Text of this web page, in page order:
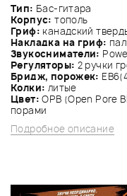
Тип: Бас-гитара
Корпус:тополь
Гриф: канадский
Накладка на гриф:
Звукосниматели:
Регуляторы: 2 ручки
Бридж, порожек:
Колки: литые
Цвет:OPB (Open Pore
порами
Подробное описание